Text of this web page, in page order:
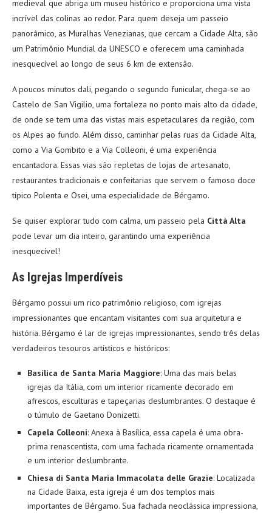
medieval que abriga um museu histórico e proporciona uma vista
incrível das colinas ao redor. Para quem deseja um passeio
panorâmico, as Muralhas Venezianas, que cercam a Cidade Alta, são
um Patrimônio Mundial da UNESCO e oferecem uma caminhada
inesquecível ao longo de seus 6 km de extensão.
A poucos minutos dali, pegando o segundo funicular, chega-se ao
Castelo de San Vigilio, uma fortaleza no ponto mais alto da cidade,
de onde se tem uma das vistas mais espetaculares da região, com
os Alpes ao fundo. Além disso, caminhar pelas ruas da Cidade Alta,
como a Via Gombito e a Via Colleoni, é uma experiência
encantadora. Essas vias são repletas de lojas de artesanato,
restaurantes tradicionais e confeitarias que servem o famoso doce
típico Polenta e Osei, uma especialidade de Bérgamo.
Se quiser explorar tudo com calma, um passeio pela Città Alta
pode levar um dia inteiro, garantindo uma experiência
inesquecível!
As Igrejas Imperdíveis
Bérgamo possui um rico patrimônio religioso, com igrejas
impressionantes que encantam visitantes com sua arquitetura e
história. Bérgamo é lar de igrejas impressionantes, sendo três delas
verdadeiros tesouros artísticos e históricos:
Basílica de Santa Maria Maggiore: Uma das mais belas
igrejas da Itália, com um interior ricamente decorado em
afrescos, esculturas e tapeçarias deslumbrantes. O destaque é
o túmulo de Gaetano Donizetti.
Capela Colleoni: Anexa à Basílica, essa capela é uma obra-
prima renascentista, com uma fachada ricamente ornamentada
e um interior deslumbrante.
Chiesa di Santa Maria Immacolata delle Grazie: Localizada
na Cidade Baixa, esta igreja é um dos templos mais
importantes de Bérgamo. Sua fachada neoclássica impressiona,